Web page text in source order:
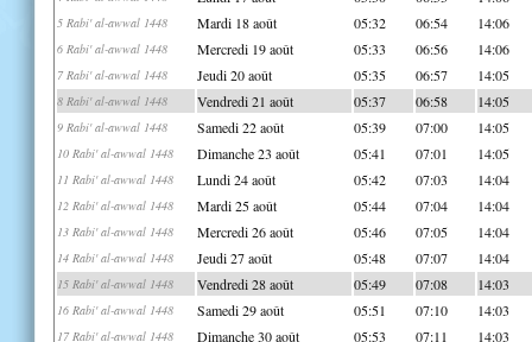
5 Rabi' al-awwal 1448 Mardi 18 août 05:32 06:54 14:06
6 Rabi' al-awwal 1448 Mercredi 19 août 05:33 06:56 14:06
7 Rabi' al-awwal 1448 Jeudi 20 août 05:35 06:57 14:05
8 Rabi' al-awwal 1448 Vendredi 21 août 05:37 06:58 14:05
9 Rabi' al-awwal 1448 Samedi 22 août 05:39 07:00 14:05
10 Rabi' al-awwal 1448 Dimanche 23 août 05:41 07:01 14:05
11 Rabi' al-awwal 1448 Lundi 24 août 05:42 07:03 14:04
12 Rabi' al-awwal 1448 Mardi 25 août 05:44 07:04 14:04
13 Rabi' al-awwal 1448 Mercredi 26 août 05:46 07:05 14:04
14 Rabi' al-awwal 1448 Jeudi 27 août 05:48 07:07 14:04
15 Rabi' al-awwal 1448 Vendredi 28 août 05:49 07:08 14:03
16 Rabi' al-awwal 1448 Samedi 29 août 05:51 07:10 14:03
17 Rabi' al-awwal 1448 Dimanche 30 août 05:53 07:11 14:03